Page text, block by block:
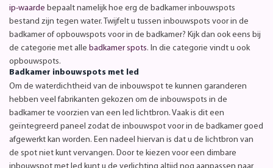
ip-waarde bepaalt namelijk hoe erg de badkamer inbouwspots
bestand zijn tegen water. Twijfelt u tussen inbouwspots voor in de
badkamer of opbouwspots voor in de badkamer? Kijk dan ook eens bij
de categorie met alle badkamer spots. In die categorie vindt u ook
opbouwspots.
Badkamer inbouwspots met led
Om de waterdichtheid van de inbouwspot te kunnen garanderen
hebben veel fabrikanten gekozen om de inbouwspots in de
badkamer te voorzien van een led lichtbron. Vaak is dit een
geïntegreerd paneel zodat de inbouwspot voor in de badkamer goed
afgewerkt kan worden. Een nadeel hiervan is dat u de lichtbron van
de spot niet kunt vervangen. Door te kiezen voor een dimbare